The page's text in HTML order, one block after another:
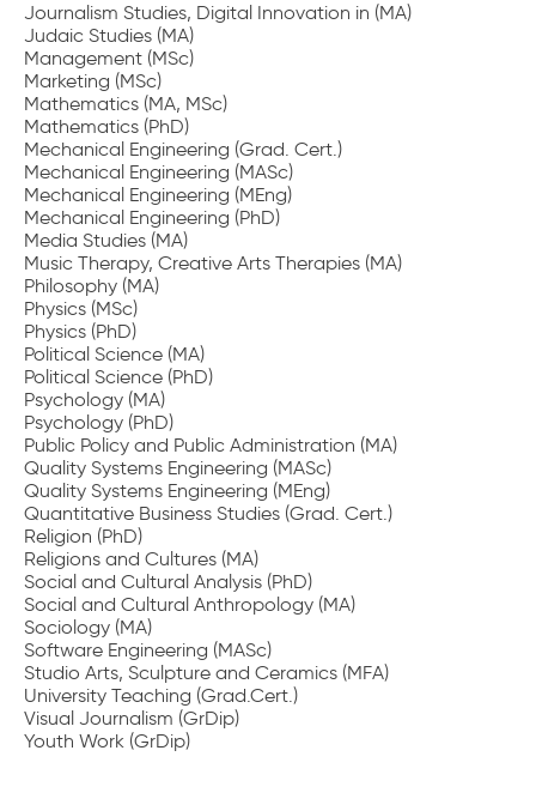
Journalism Studies, Digital Innovation in (MA)
Judaic Studies (MA)
Management (MSc)
Marketing (MSc)
Mathematics (MA, MSc)
Mathematics (PhD)
Mechanical Engineering (Grad. Cert.)
Mechanical Engineering (MASc)
Mechanical Engineering (MEng)
Mechanical Engineering (PhD)
Media Studies (MA)
Music Therapy, Creative Arts Therapies (MA)
Philosophy (MA)
Physics (MSc)
Physics (PhD)
Political Science (MA)
Political Science (PhD)
Psychology (MA)
Psychology (PhD)
Public Policy and Public Administration (MA)
Quality Systems Engineering (MASc)
Quality Systems Engineering (MEng)
Quantitative Business Studies (Grad. Cert.)
Religion (PhD)
Religions and Cultures (MA)
Social and Cultural Analysis (PhD)
Social and Cultural Anthropology (MA)
Sociology (MA)
Software Engineering (MASc)
Studio Arts, Sculpture and Ceramics (MFA)
University Teaching (Grad.Cert.)
Visual Journalism (GrDip)
Youth Work (GrDip)